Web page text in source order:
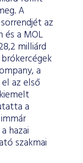
A
az
és a MOL
milliárd
a
az első
a
hazai
szakmai